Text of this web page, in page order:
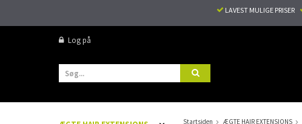
LAVEST MULIGE PRISER
Log på
Startsiden ÆGTE HAIR EXTENSIONS